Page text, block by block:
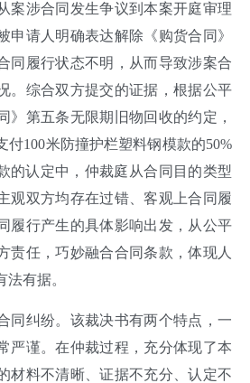
案涉合同发生争议到本案开庭审理
申请人明确表达解除《购货合同》
同履行状态不明，从而导致涉案合
。综合双方提交的证据，根据公平
》第五条无限期旧物回收的约定，
付100米防撞护栏塑料钢模款的50%
的认定中，仲裁庭从合同目的类型
观双方均存在过错、客观上合同履
履行产生的具体影响出发，从公平
责任，巧妙融合合同条款，体现人
有据。
纠纷。该裁决书有两个特点，一
严谨。在仲裁过程，充分体现了本
材料不清晰、证据不充分、认定不